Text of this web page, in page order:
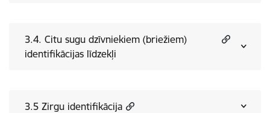
3.4. Citu sugu dzīvniekiem (briežiem)
identifikācijas līdzekļi
3.5 Zirgu identifikācija